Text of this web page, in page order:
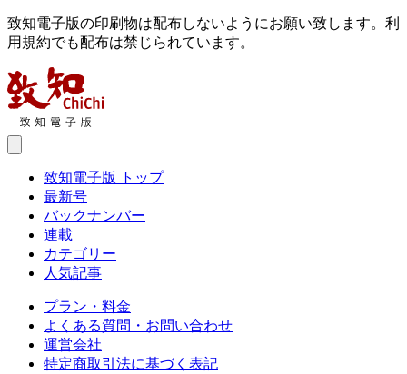
致知電子版の印刷物は配布しないようにお願い致します。利
用規約でも配布は禁じられています。
致知電子版 トップ
最新号
バックナンバー
連載
カテゴリー
人気記事
プラン・料金
よくある質問・お問い合わせ
運営会社
特定商取引法に基づく表記